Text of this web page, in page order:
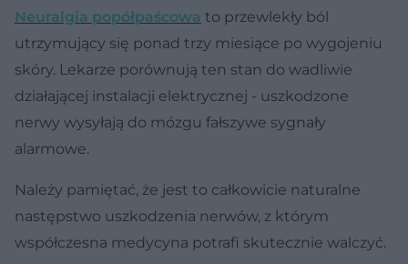
Neuralgia popółpaścowa to przewlekły ból
utrzymujący się ponad trzy miesiące po wygojeniu
skóry. Lekarze porównują ten stan do wadliwie
działającej instalacji elektrycznej - uszkodzone
nerwy wysyłają do mózgu fałszywe sygnały
alarmowe.
Należy pamiętać, że jest to całkowicie naturalne
następstwo uszkodzenia nerwów, z którym
współczesna medycyna potrafi skutecznie walczyć.